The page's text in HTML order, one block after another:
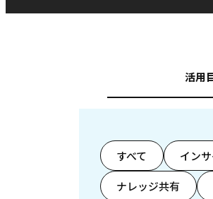
活用
すべて イン
ナレッジ共有